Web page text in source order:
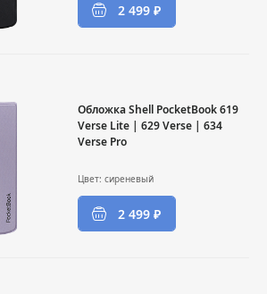
2 499 ₽
Обложка Shell PocketBook 619
Verse Lite | 629 Verse | 634
Verse Pro
Цвет: сиреневый
2 499 ₽